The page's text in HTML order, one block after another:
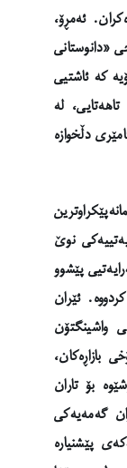
ئەمڕۆ،
بە قازانجی «دانوستانی
کە ئاشتیی
لە
دڵخوازە
نوێ
پێشوو
ئێران
واشینگتۆن
بازاڕەکان،
بۆ تاران
گەمەیەکی
پێشنیارە